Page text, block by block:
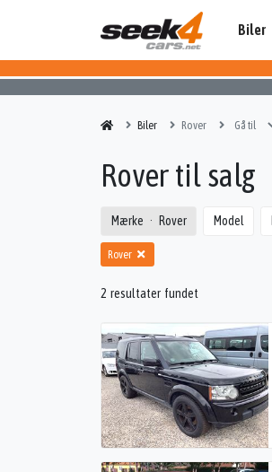
Biler
Biler Rover
Rover til salg
Mærke Rover Model
Rover
2 resultater fundet